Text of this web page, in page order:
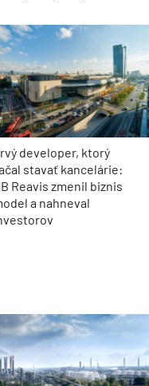
developer, ktorý
stavať kancelárie:
Reavis zmenil biznis
a nahneval